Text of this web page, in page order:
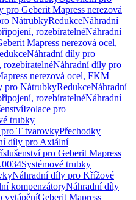
pro Geberit Mapress nerezová
NátrubkyRedukceNáhradní
rozebíratelnéNáhradní
Mapress nerezová ocel,
Náhradní díly pro
Náhradní díly pro
nerezová ocel, FKM
pro NátrubkyRedukceNáhradní
rozebíratelnéNáhradní
Izolace pro
trubky
T tvarovkyPřechodky
díly pro Axiální
pro Geberit Mapress
Systémové trubky
Náhradní díly pro Křížové
kompenzátoryNáhradní díly
vytápěníGeberit Mapress